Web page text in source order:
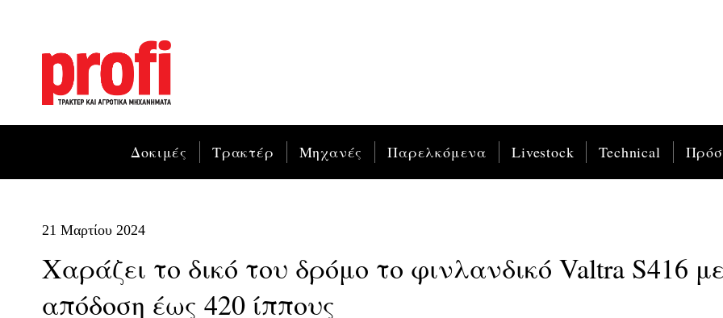
Δοκιμές Τρακτέρ Μηχανές Παρελκόμενα Livestock Technical
21 Μαρτίου 2024
Xαράζει το δικό του δρόμο το φινλανδικό Valtra S416
απόδοση έως 420 ίππους